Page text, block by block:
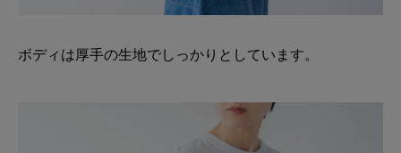
ボディは厚手の生地でしっかりとしています。